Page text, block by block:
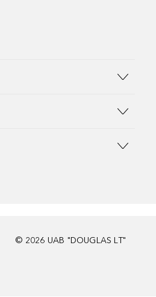
© 2026 UAB "DOUGLAS LT"